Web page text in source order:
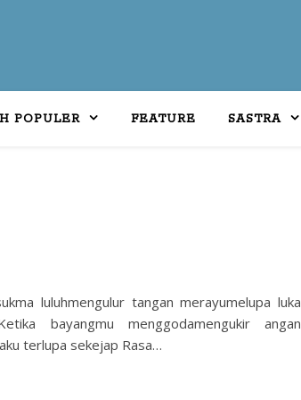
POPULER FEATURE SASTRA
luluhmengulur tangan merayumelupa luka
bayangmu menggodamengukir angan
terlupa sekejap Rasa…